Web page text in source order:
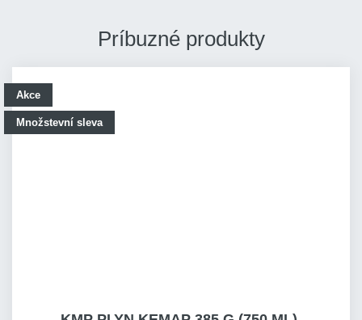
Príbuzné produkty
Akce
Množstevní sleva